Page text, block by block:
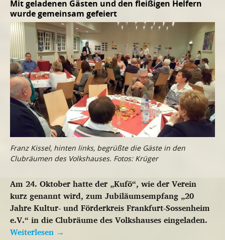
Mit geladenen Gästen und den fleißigen Helfern
wurde gemeinsam gefeiert
Franz Kissel, hinten links, begrüßte die Gäste in den
Clubräumen des Volkshauses. Fotos: Krüger
Am 24. Oktober hatte der „Kufö“, wie der Verein
kurz genannt wird, zum Jubiläumsempfang „20
Jahre Kultur- und Förderkreis Frankfurt-Sossenheim
e.V.“ in die Clubräume des Volkshauses eingeladen.
Weiterlesen →